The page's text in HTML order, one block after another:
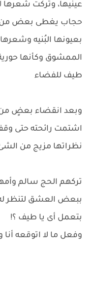
عينيها، وتركت شعرها
حجاب يغطى بعض من
بعيونها البُنيه
الممشوق وكأنها
طيف للفضاء
وبعد انقضاء بعضٍ من
اشتمت رائحته حتى
نظراتها مزيج من
تركهم الحج سالم
ببعض العشق لتنظر
بتعمل أى يا طيف ؟!
وفعل ما لا اتوقعه أنا